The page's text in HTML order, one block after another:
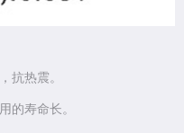
抗热震。
的寿命长。